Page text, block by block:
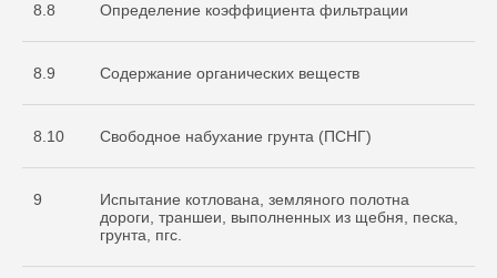
8.8 Определение коэффициента фильтрации
8.9 Содержание органических веществ
8.10 Свободное набухание грунта (ПСНГ)
9
Испытание котлована, земляного полотна
дороги, траншеи, выполненных из щебня, песка,
грунта, пгс.